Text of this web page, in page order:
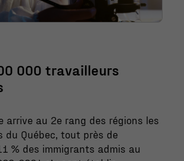
000 travailleurs
arrive au 2e rang des régions les
du Québec, tout près de
% des immigrants admis au